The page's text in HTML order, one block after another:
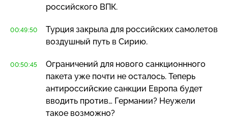
российского ВПК.
00:49:50
Турция закрыла для российских самолетов
воздушный путь в Сирию.
00:50:45
Ограничений для нового санкционнного
пакета уже почти не осталось. Теперь
антироссийские санкции Европа будет
вводить против… Германии? Неужели
такое возможно?